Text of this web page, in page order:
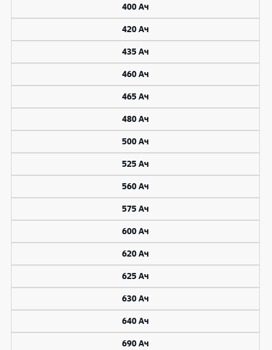
400 Ач
420 Ач
435 Ач
460 Ач
465 Ач
480 Ач
500 Ач
525 Ач
560 Ач
575 Ач
600 Ач
620 Ач
625 Ач
630 Ач
640 Ач
690 Ач